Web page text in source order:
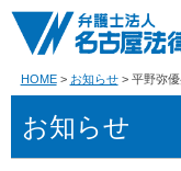
HOME お知らせ 平野弥
お知らせ